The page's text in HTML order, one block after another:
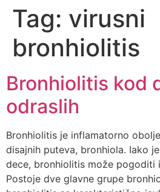
Tag: virusni
bronhiolitis
Bronhiolitis kod
odraslih
Bronhiolitis je inflamatorno
disajnih puteva, bronhiola. Iako
dece, bronhiolitis može pogoditi
Postoje dve glavne grupe